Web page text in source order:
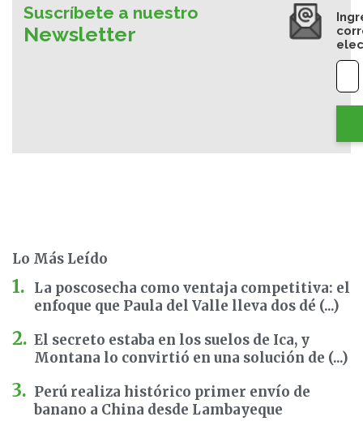
Suscríbete a nuestro
Newsletter
Lo Más Leído
La poscosecha como ventaja competitiva: el
enfoque que Paula del Valle lleva dos dé (...)
El secreto estaba en los suelos de Ica, y
Montana lo convirtió en una solución de (...)
Perú realiza histórico primer envío de
banano a China desde Lambayeque